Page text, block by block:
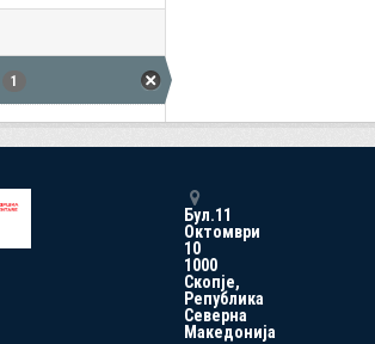
1
Бул.11
Октомври
10
1000
Скопје,
Република
Северна
Македонија